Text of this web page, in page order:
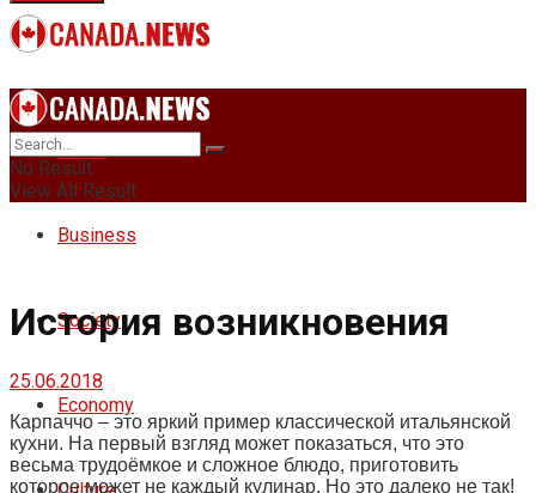
News
Business
Society
Economy
No Result
View All Result
История возникновения
25.06.2018
Карпаччо – это яркий пример классической итальянской
кухни. На первый взгляд может показаться, что это
весьма трудоёмкое и сложное блюдо, приготовить
которое может не каждый кулинар. Но это далеко не так!